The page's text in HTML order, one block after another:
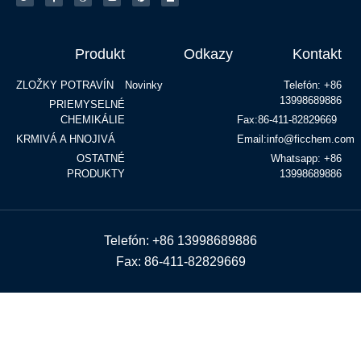
Produkt
ZLOŽKY POTRAVÍN
PRIEMYSELNÉ
CHEMIKÁLIE
KRMIVÁ A HNOJIVÁ
OSTATNÉ
PRODUKTY
Odkazy
Novinky
Kontakt
Telefón: +86
13998689886
Fax:86-411-82829669
Email:info@ficchem.com
Whatsapp: +86
13998689886
Telefón: +86 13998689886
Fax: 86-411-82829669